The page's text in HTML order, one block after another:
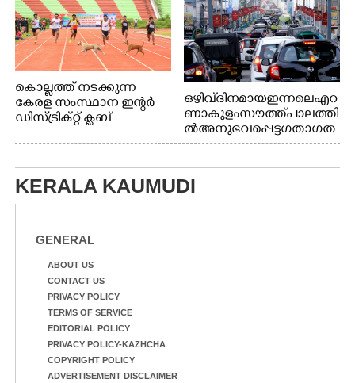
കൊല്ലത്ത് നടക്കുന്ന
കേരള സംസ്ഥാന ഇന്റർ
ഡിസ്ട്രിക്റ്റ് ക്ലബ്
ചാമ്പ്യൻഷിപ്പിൽ അണ്ടർ
20 ആൺകുട്ടികളുടെ 200
മീറ്റർ ഓട്ടം ഫൈനൽ
മത്സരത്തിനിടെ സിന്തറ്റിക്
ട്രാക്കിന് കുറുകെ ഓടുന്ന
ഒഴിവ് ദിനമായ ഇന്നലെ എറ
ണാകുളം സൗത്ത് പാലത്തി
ൽ അനുഭവപ്പെട്ട ഗതാഗത
ക്കുരുക്ക്
KERALA KAUMUDI
GENERAL
ABOUT US
CONTACT US
PRIVACY POLICY
TERMS OF SERVICE
EDITORIAL POLICY
PRIVACY POLICY-KAZHCHA
COPYRIGHT POLICY
ADVERTISEMENT DISCLAIMER